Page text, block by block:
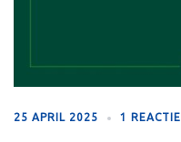
25 APRIL 2025 1 REACTIE